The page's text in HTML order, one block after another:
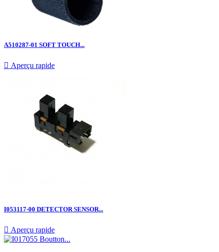
A510287-01 SOFT TOUCH...
 Aperçu rapide
I053117-00 DETECTOR SENSOR...
 Aperçu rapide